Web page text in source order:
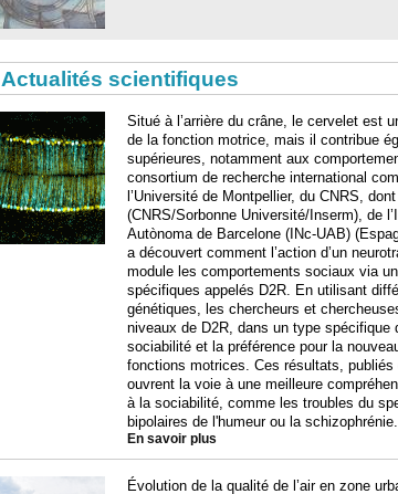
Actualités scientifiques
Situé à l’arrière du crâne, le cervelet est
de la fonction motrice, mais il contribue
supérieures, notamment aux
consortium de recherche international
l’Université de Montpellier, du CNRS,
(CNRS/Sorbonne Université/Inserm), de
Autònoma de Barcelone (INc-UAB)
a découvert comment l’action d’un
module les comportements sociaux via
spécifiques appelés D2R. En utilisant
génétiques, les chercheurs et
niveaux de D2R, dans un type
sociabilité et la préférence pour la
fonctions motrices. Ces résultats, publiés
ouvrent la voie à une meilleure
à la sociabilité, comme les troubles du
bipolaires de l'humeur ou la schizophrénie.
En savoir plus
Évolution de la qualité de l’air en zone